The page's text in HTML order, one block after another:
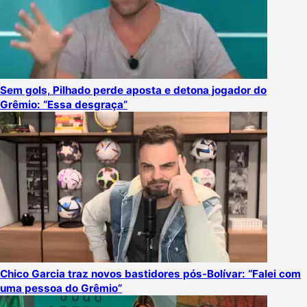
Sem gols, Pilhado perde aposta e detona jogador do
Grêmio: “Essa desgraça”
Chico Garcia traz novos bastidores pós-Bolívar: “Falei com
uma pessoa do Grêmio”